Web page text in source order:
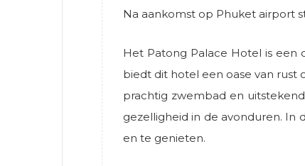
Na aankomst op Phuket airport
Het Patong Palace Hotel is een
biedt dit hotel een oase van rust
prachtig zwembad en
gezelligheid in de avonduren. In
en te genieten.